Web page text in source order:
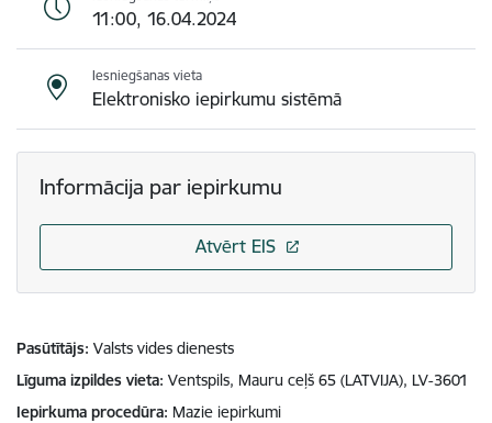
11:00, 16.04.2024
Iesniegšanas vieta
Elektronisko iepirkumu sistēmā
Informācija par iepirkumu
Atvērt EIS
Pasūtītājs Valsts vides dienests
Līguma izpildes vieta Ventspils, Mauru ceļš 65 (LATVIJA), LV-3601
Iepirkuma procedūra Mazie iepirkumi